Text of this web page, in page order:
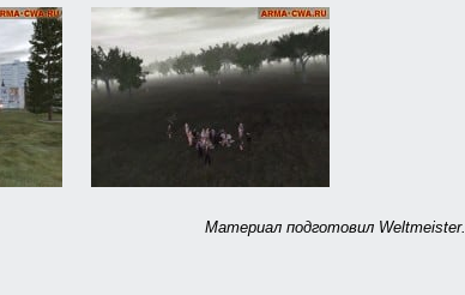
Материал подготовил Weltmeister.